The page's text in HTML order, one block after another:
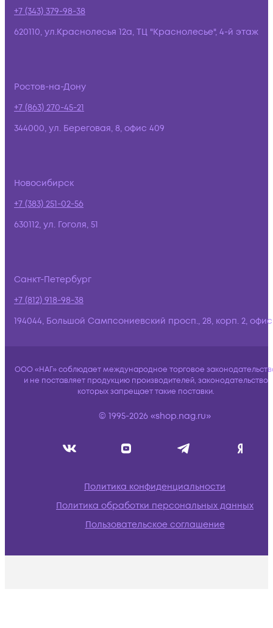
+7 (343) 379-98-38
620110, ул.Краснолесья 12а, ТЦ "Краснолесье", 4-й этаж
Ростов-на-Дону
+7 (863) 270-45-21
344000, ул. Береговая, 8, офис 409
Новосибирск
+7 (383) 251-02-56
630112, ул. Гоголя, 51
Санкт-Петербург
+7 (812) 918-98-38
194044, Большой Сампсониевский просп., 28, корп. 2,
ООО «НАГ» соблюдает международное торговое
и не поставляет продукцию производителей, законодательство
которых запрещает такие поставки.
© 1995-2026 «shop.nag.ru»
Политика конфиденциальности
Политика обработки персональных данных
Пользовательское соглашение